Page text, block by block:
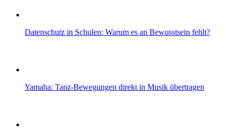
Datenschutz in Schulen: Warum es an Bewusstsein fehlt?
Yamaha: Tanz-Bewegungen direkt in Musik übertragen